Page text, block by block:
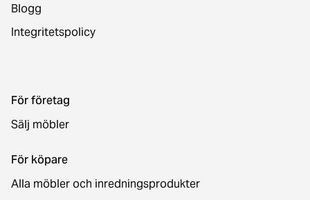
Blogg
Integritetspolicy
För företag
Sälj möbler
För köpare
Alla möbler och inredningsprodukter